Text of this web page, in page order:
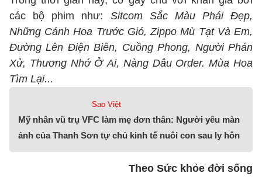
các bộ phim như: Sitcom Sắc Màu Phái Đẹp,
Những Cánh Hoa Trước Gió, Zippo Mù Tạt Và Em,
Đường Lên Điện Biên, Cuồng Phong, Người Phán
Xử, Thương Nhớ Ở Ai, Nàng Dâu Order. Mùa Hoa
Tìm Lại...
Sao Việt
Mỹ nhân vũ trụ VFC làm mẹ đơn thân: Người yêu màn
ảnh của Thanh Sơn tự chủ kinh tế nuôi con sau ly hôn
Theo Sức khỏe đời sống